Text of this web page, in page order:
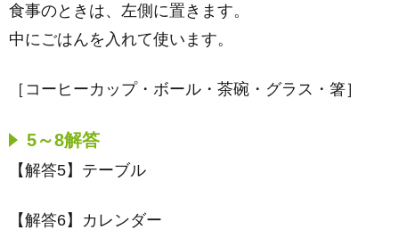
食事のときは、左側に置きます。
中にごはんを入れて使います。
［コーヒーカップ・ボール・茶碗・グラス・箸］
5～8解答
【解答5】テーブル
【解答6】カレンダー